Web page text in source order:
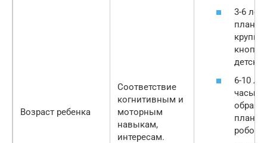
Возраст ребенка
Соответствие
когнитивным и
моторным
навыкам,
интересам.
3-6
6-10
часы с